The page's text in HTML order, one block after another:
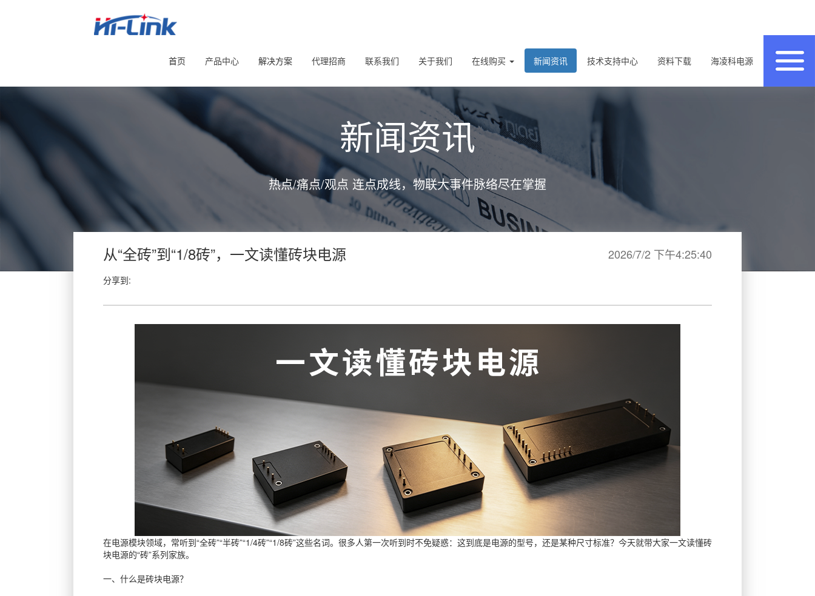
首页 产品中心 解决方案 代理招商 联系我们 关于我们 在线购买 新闻资讯 技术支持中心 资料下载 海凌科电源
新闻资讯
热点/痛点/观点 连点成线，物联大事件脉络尽在掌握
从“全砖”到“1/8砖”，一文读懂砖块电源 2026/7/2 下午4:25:40
分享到:
在电源模块领域，常听到“全砖”“半砖”“1/4砖”“1/8砖”这些名词。很多人第一次听到时不免疑惑：这到底是电源的型号，还是某种尺寸标准？今天就带大家一文读懂砖
块电源的“砖”系列家族。
一、什么是砖块电源？